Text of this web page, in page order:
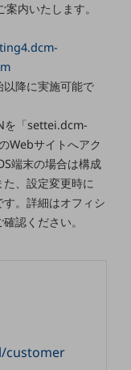
内いたします。
降に実施可能で
を「settei.dcm-
Webサイトへアク
端末の場合は構成
、設定変更時に
。詳細はオフィシ
認ください。
customer